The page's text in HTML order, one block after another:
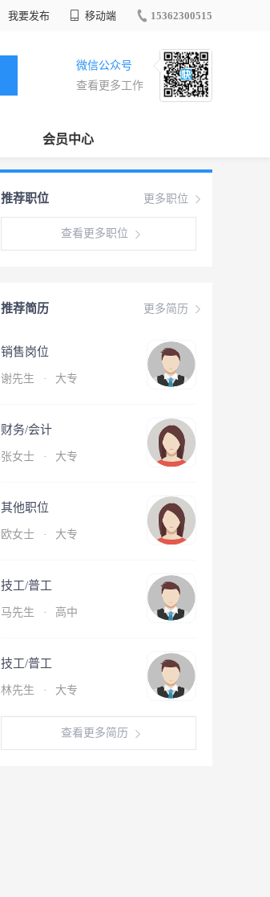
我要发布 移动端 15362300515
微信公众号
查看更多工作
会员中心
更多职位
推荐职位
查看更多职位
更多简历
推荐简历
销售岗位
谢先生 · 大专
财务/会计
张女士 · 大专
其他职位
欧女士 · 大专
技工/普工
马先生 · 高中
技工/普工
林先生 · 大专
查看更多简历